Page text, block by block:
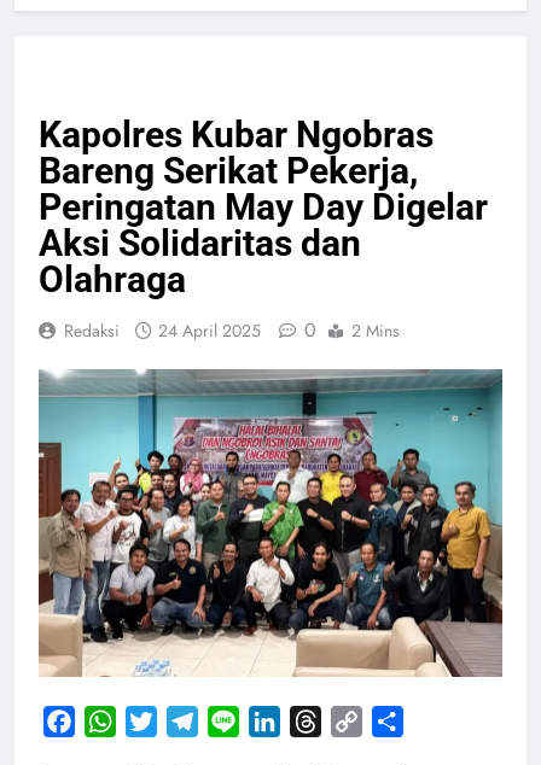
Kapolres Kubar Ngobras
Bareng Serikat Pekerja,
Peringatan May Day Digelar
Aksi Solidaritas dan
Olahraga
Redaksi 24 April 2025 0 2 Mins
FacebookWhatsApp
TwitterTelegram
Line LinkedInThreads
Copy